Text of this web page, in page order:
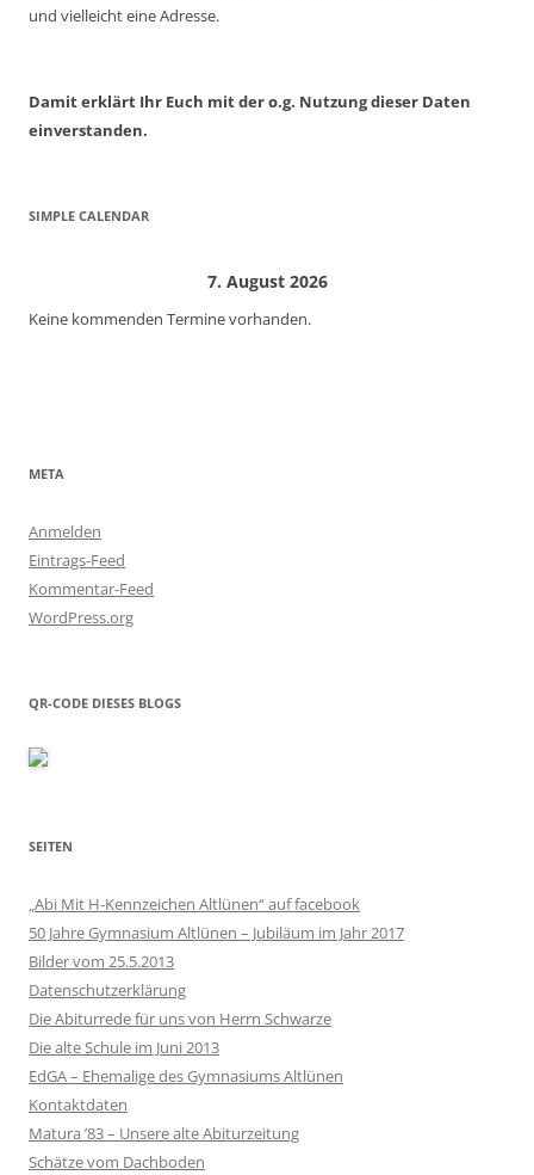
und vielleicht eine Adresse.
Damit erklärt Ihr Euch mit der o.g. Nutzung dieser Daten
einverstanden.
SIMPLE CALENDAR
7. August 2026
Keine kommenden Termine vorhanden.
META
Anmelden
Eintrags-Feed
Kommentar-Feed
WordPress.org
QR-CODE DIESES BLOGS
SEITEN
„Abi Mit H-Kennzeichen Altlünen“ auf facebook
50 Jahre Gymnasium Altlünen – Jubiläum im Jahr 2017
Bilder vom 25.5.2013
Datenschutzerklärung
Die Abiturrede für uns von Herrn Schwarze
Die alte Schule im Juni 2013
EdGA – Ehemalige des Gymnasiums Altlünen
Kontaktdaten
Matura ’83 – Unsere alte Abiturzeitung
Schätze vom Dachboden